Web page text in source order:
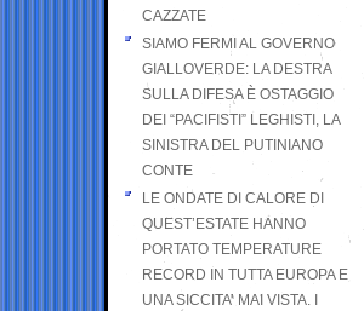
CAZZATE
SIAMO FERMI AL GOVERNO
GIALLOVERDE: LA DESTRA
SULLA DIFESA È OSTAGGIO
DEI “PACIFISTI” LEGHISTI, LA
SINISTRA DEL PUTINIANO
CONTE
LE ONDATE DI CALORE DI
QUEST’ESTATE HANNO
PORTATO TEMPERATURE
RECORD IN TUTTA EUROPA E
UNA SICCITA’ MAI VISTA. I